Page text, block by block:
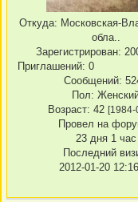
Откуда: Московская-
обла..
Зарегистрирован:
Приглашений: 0
Сообщений:
Пол:
Возраст: 42 [1984-
Провел на
23 дня 1 час
Последний
2012-01-20